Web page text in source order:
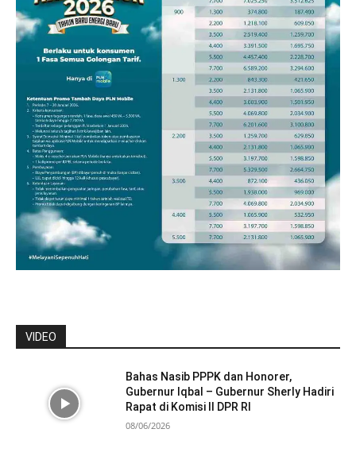
VIDEO
Bahas Nasib PPPK dan Honorer,
Gubernur Iqbal – Gubernur Sherly Hadiri
Rapat di Komisi II DPR RI
08/06/2026